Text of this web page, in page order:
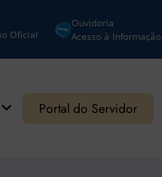
Oficial
Ouvidoria
Acesso à Informação
Portal do Servidor